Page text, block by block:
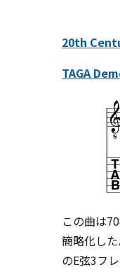
20th
TAGA
この曲は
簡略化し
のE弦3フ